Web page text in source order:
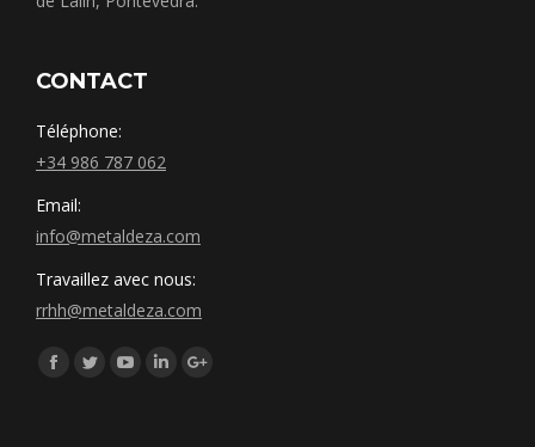
CONTACT
Téléphone:
+34 986 787 062
Email:
info@metaldeza.com
Travaillez avec nous:
rrhh@metaldeza.com
Síguenos en:
Facebook
TwitterYouTube